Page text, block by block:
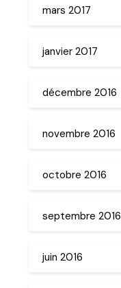
mars 2017
janvier 2017
décembre 2016
novembre 2016
octobre 2016
septembre 2016
juin 2016